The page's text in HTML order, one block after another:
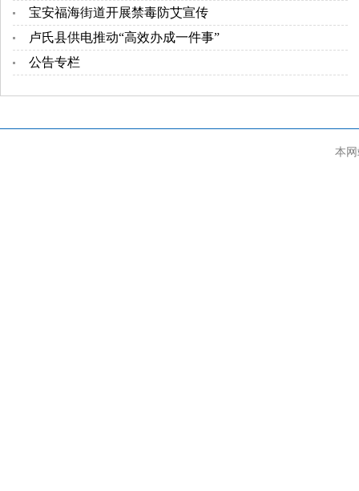
宝安福海街道开展禁毒防艾宣传
卢氏县供电推动“高效办成一件事”
公告专栏
本